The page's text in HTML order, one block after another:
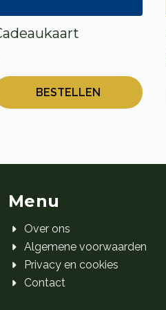
BESTELLEN
Menu
Over ons
Algemene voorwaarden
Privacy en cookies
Contact